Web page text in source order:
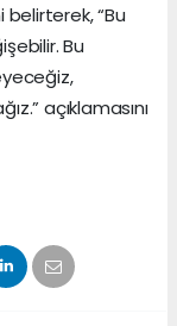
belirterek, “Bu
Bu
açıklamasını